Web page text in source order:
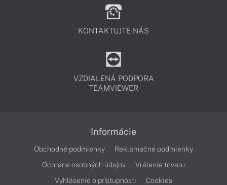
KONTAKTUJTE NÁS
VZDIALENÁ PODPORA
TEAMVIEWER
Informácie
Obchodné podmienky
Reklamačné podmienky
Ochrana osobných údajov
Vrátenie tovaru
Vyhlásenie o prístupnosti
Cookies